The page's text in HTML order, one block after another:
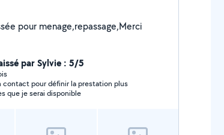
pour menage,repassage,Merci
par Sylvie : 5/5
contact pour définir la prestation plus
que je serai disponible